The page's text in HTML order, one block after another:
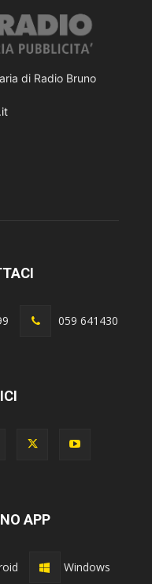
di Radio Bruno
059 641430
APP
Windows